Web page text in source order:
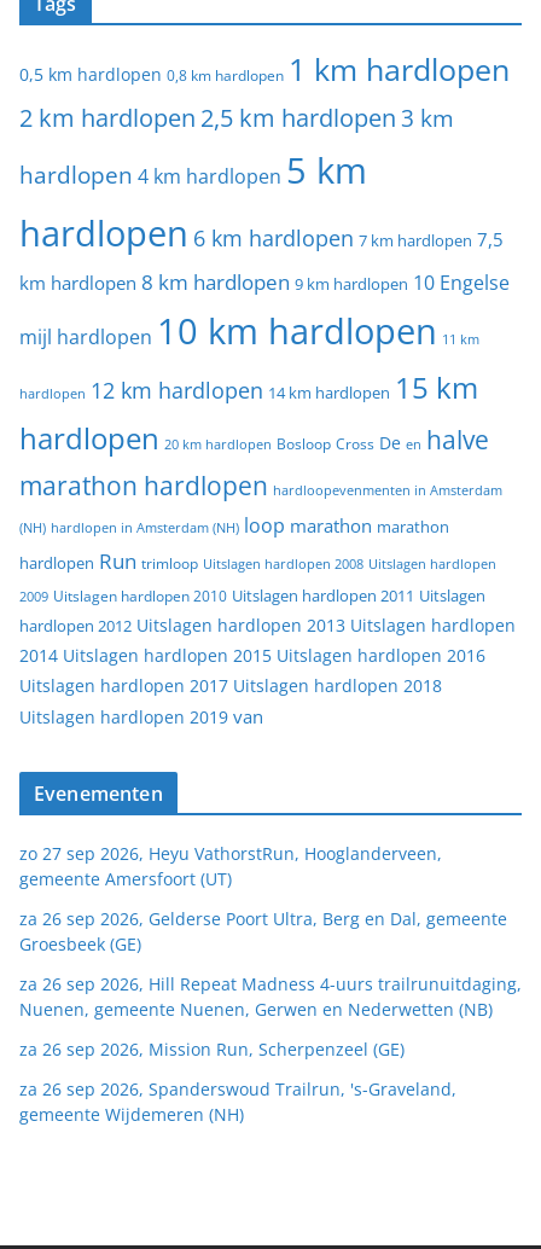
0,5 km hardlopen 0,8 km hardlopen 1 km hardlopen
2 km hardlopen 2,5 km hardlopen 3 km
hardlopen 4 km hardlopen 5 km
hardlopen 6 km hardlopen 7 km hardlopen 7,5
km hardlopen 8 km hardlopen 9 km hardlopen 10 Engelse
mijl hardlopen 10 km hardlopen 11 km
hardlopen 12 km hardlopen 14 km hardlopen 15 km
hardlopen 20 km hardlopen Bosloop Cross De en halve
marathon hardlopen hardloopevenmenten in Amsterdam
(NH) hardlopen in Amsterdam (NH) loop marathon marathon
hardlopen Run trimloop Uitslagen hardlopen 2008 Uitslagen hardlopen
2009 Uitslagen hardlopen 2010 Uitslagen hardlopen 2011 Uitslagen
hardlopen 2012 Uitslagen hardlopen 2013 Uitslagen hardlopen
2014 Uitslagen hardlopen 2015 Uitslagen hardlopen 2016
Uitslagen hardlopen 2017 Uitslagen hardlopen 2018
Uitslagen hardlopen 2019 van
Evenementen
zo 27 sep 2026, Heyu VathorstRun, Hooglanderveen,
gemeente Amersfoort (UT)
za 26 sep 2026, Gelderse Poort Ultra, Berg en Dal, gemeente
Groesbeek (GE)
za 26 sep 2026, Hill Repeat Madness 4-uurs trailrunuitdaging,
Nuenen, gemeente Nuenen, Gerwen en Nederwetten (NB)
za 26 sep 2026, Mission Run, Scherpenzeel (GE)
za 26 sep 2026, Spanderswoud Trailrun, 's-Graveland,
gemeente Wijdemeren (NH)